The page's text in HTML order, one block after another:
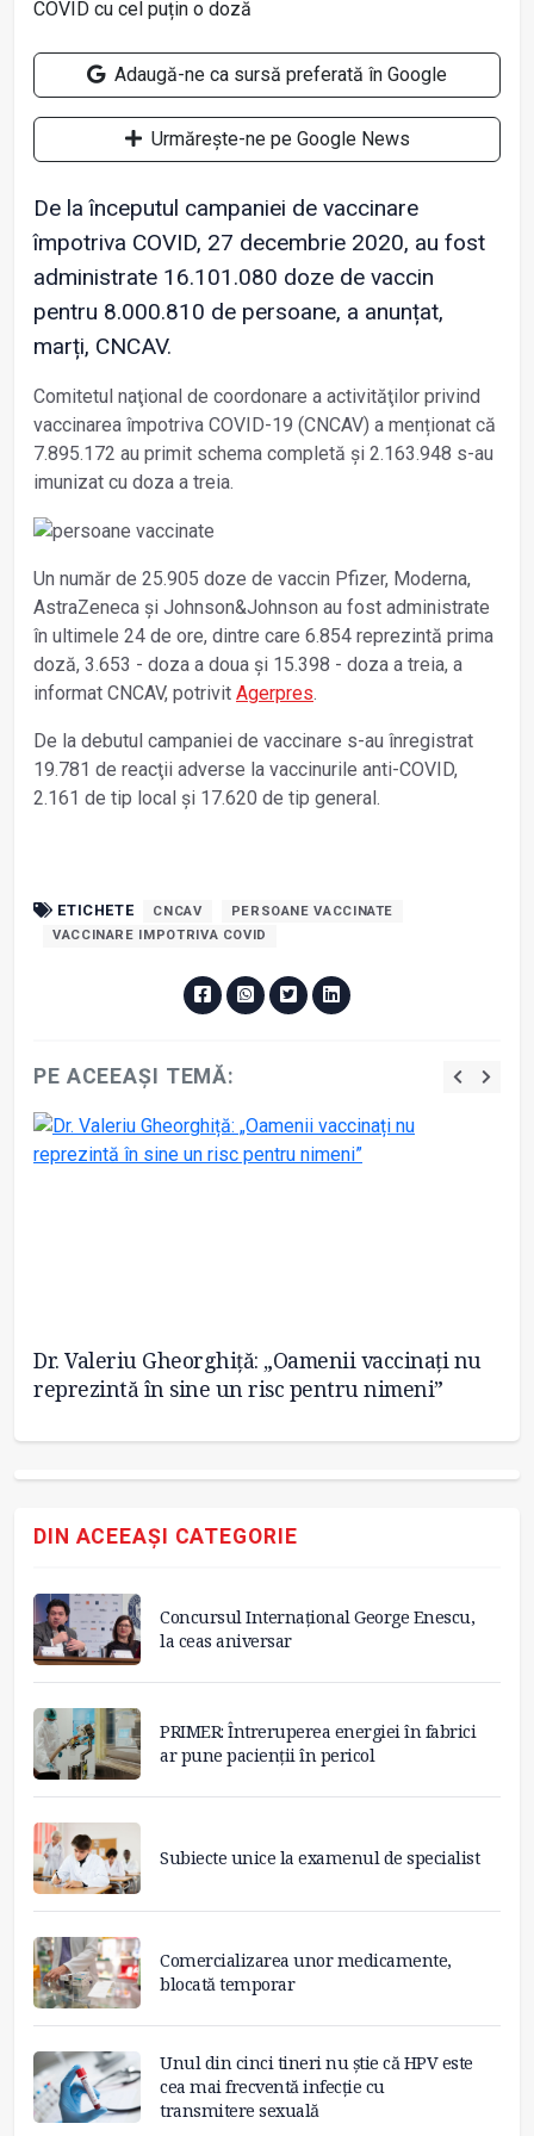
Adaugă-ne ca sursă preferată în Google
Urmărește-ne pe Google News
De la începutul campaniei de vaccinare
împotriva COVID, 27 decembrie 2020, au fost
administrate 16.101.080 doze de vaccin
pentru 8.000.810 de persoane, a anunțat,
marți, CNCAV.
Comitetul naţional de coordonare a activităţilor privind
vaccinarea împotriva COVID-19 (CNCAV) a menționat că
7.895.172 au primit schema completă şi 2.163.948 s-au
imunizat cu doza a treia.
Un număr de 25.905 doze de vaccin Pfizer, Moderna,
AstraZeneca şi Johnson&Johnson au fost administrate
în ultimele 24 de ore, dintre care 6.854 reprezintă prima
doză, 3.653 - doza a doua şi 15.398 - doza a treia, a
informat CNCAV, potrivit Agerpres.
De la debutul campaniei de vaccinare s-au înregistrat
19.781 de reacţii adverse la vaccinurile anti-COVID,
2.161 de tip local şi 17.620 de tip general.
ETICHETE CNCAV
PERSOANE VACCINATE
VACCINARE IMPOTRIVA COVID
PE ACEEAȘI TEMĂ:
Dr. Valeriu Gheorghiță: „Oamenii vaccinați nu
reprezintă în sine un risc pentru nimeni”
DIN ACEEAȘI CATEGORIE
Concursul Internațional George Enescu,
la ceas aniversar
PRIMER: Întreruperea energiei în fabrici
ar pune pacienții în pericol
Subiecte unice la examenul de specialist
Comercializarea unor medicamente,
blocată temporar
Unul din cinci tineri nu știe că HPV este
cea mai frecventă infecție cu
transmitere sexuală